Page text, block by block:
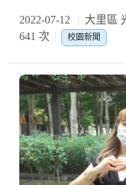
2022-07-12 大里區
641 次
校園新聞